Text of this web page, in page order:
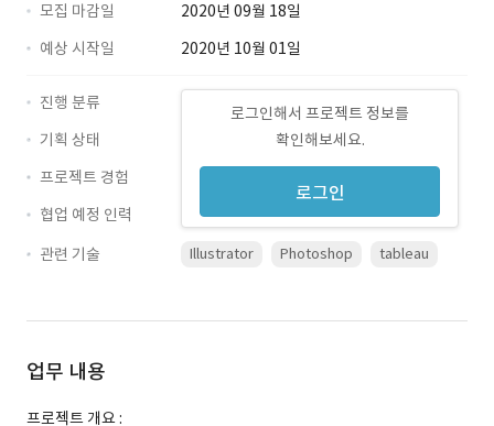
모집 마감일
2020년 09월 18일
예상 시작일
2020년 10월 01일
로그인해서 프로젝트 정보를
확인해보세요.
로그인
진행 분류
기획 상태
프로젝트 경험
협업 예정 인력
관련 기술
Illustrator Photoshop tableau
업무 내용
프로젝트 개요 :